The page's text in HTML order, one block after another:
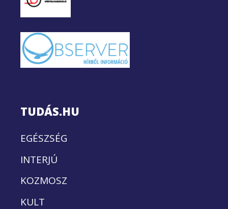
TUDÁS.HU
EGÉSZSÉG
INTERJÚ
KOZMOSZ
KULT